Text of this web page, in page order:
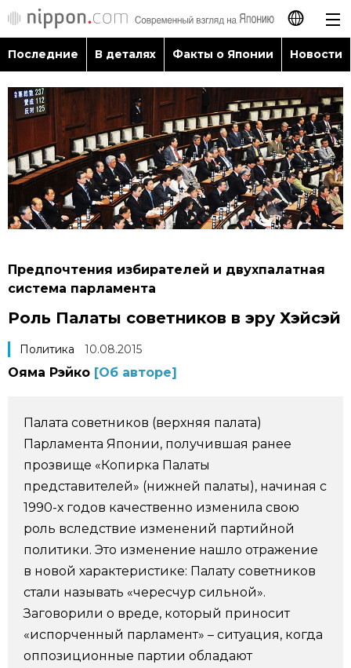
日本語
English
简体字
繁體字
Français
Последние
В деталях
Новости
Фото/Видео
Разделы
Люди
Блог
Политика
Экономика
Общество
Популярные статьи
Японский язык
Японский калейдоскоп
Семья
Еда и напитки
official SNS
Последние В деталях Факты о Японии Новости
Предпочтения избирателей и двухпалатная
система парламента
Роль Палаты советников в эру Хэйсэй
Политика 10.08.2015
Ояма Рэйко [Об авторе]
Палата советников (верхняя палата)
Парламента Японии, получившая ранее
прозвище «Копирка Палаты
представителей» (нижней палаты), начиная с
1990-х годов качественно изменила свою
роль вследствие изменений партийной
политики. Это изменение нашло отражение
в новой характеристике: Палату советников
стали называть «чересчур сильной».
Заговорили о вреде, который приносит
«испорченный парламент» – ситуация, когда
оппозиционные партии обладают